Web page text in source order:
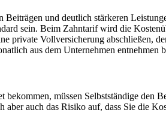
und deutlich stärkeren
sein. Beim Zahntarif wird die
private Vollversicherung abschließen,
aus dem Unternehmen entnehmen
müssen Selbstständige
auch das Risiko auf, dass Sie die